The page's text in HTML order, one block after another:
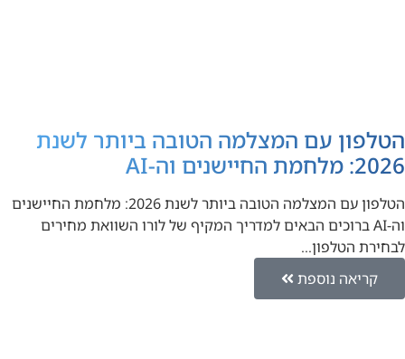
הטלפון עם המצלמה הטובה ביותר לשנת
2026: מלחמת החיישנים וה-AI
הטלפון עם המצלמה הטובה ביותר לשנת 2026: מלחמת החיישנים
וה-AI ברוכים הבאים למדריך המקיף של לורו השוואת מחירים
לבחירת הטלפון…
קריאה נוספת